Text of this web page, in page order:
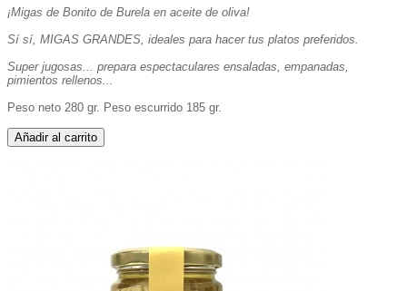
¡Migas de Bonito de Burela en aceite de oliva!
Sí sí, MIGAS GRANDES, ideales para hacer tus platos preferidos.
Super jugosas... prepara espectaculares ensaladas, empanadas,
pimientos rellenos...
Peso neto 280 gr. Peso escurrido 185 gr.
Añadir al carrito